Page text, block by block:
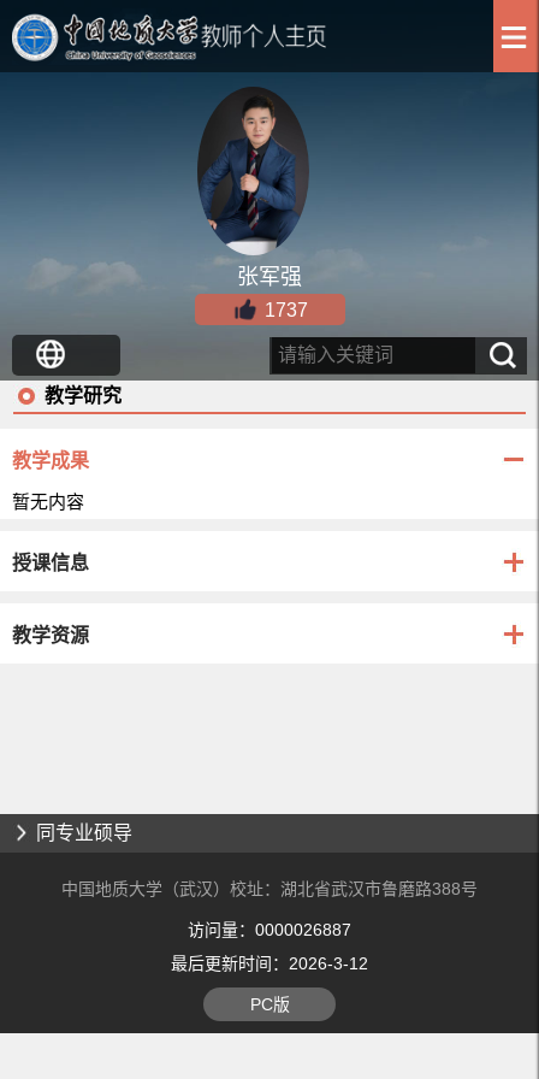
张军强
1737
教学研究
教学成果
暂无内容
授课信息
教学资源
同专业硕导
中国地质大学（武汉）校址：湖北省武汉市鲁磨路388号
访问量： 0000026887
最后更新时间： 2026-3-12
PC版